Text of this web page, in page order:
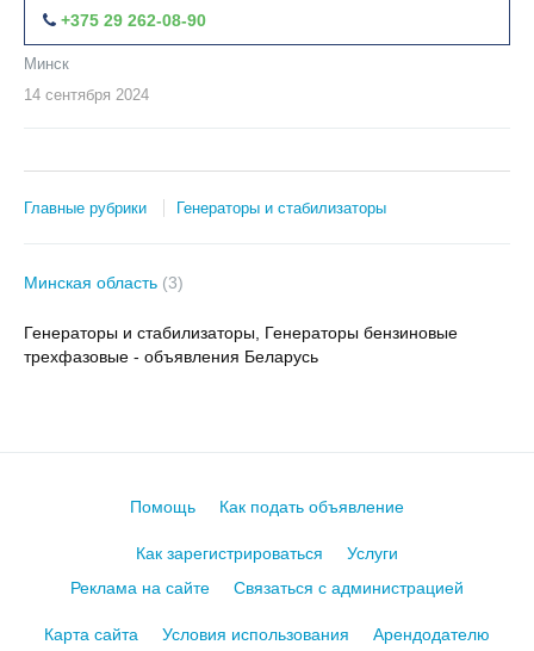
+375 29 262-08-90
Минск
14 сентября 2024
Главные рубрики Генераторы и стабилизаторы
Минская область (3)
Генераторы и стабилизаторы, Генераторы бензиновые
трехфазовые - объявления Беларусь
Помощь Как подать объявление
Как зарегистрироваться
Услуги
Реклама на сайте
Связаться с администрацией
Карта сайта Условия использования Арендодателю